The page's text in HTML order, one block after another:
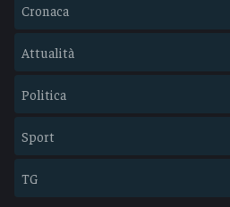
Cronaca
Attualità
Politica
Sport
TG